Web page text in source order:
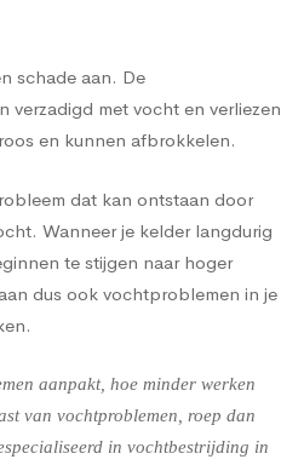
schade aan. De
verzadigd met vocht en verliezen
en kunnen afbrokkelen.
dat kan ontstaan door
Wanneer je kelder langdurig
te stijgen naar hoger
dus ook vochtproblemen in je
aanpakt, hoe minder werken
van vochtproblemen, roep dan
in vochtbestrijding in